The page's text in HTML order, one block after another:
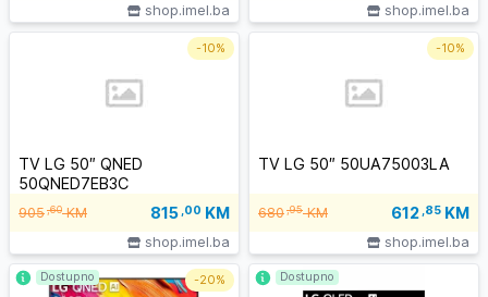
shop.imel.ba shop.imel.ba
TV LG 50″ QNED
50QNED7EB3C
905,60KM 815 ,00 KM
shop.imel.ba
-10%
TV LG 50″ 50UA75003LA
680,95KM 612 ,85 KM
shop.imel.ba
-10%
Dostupno -20% Dostupno